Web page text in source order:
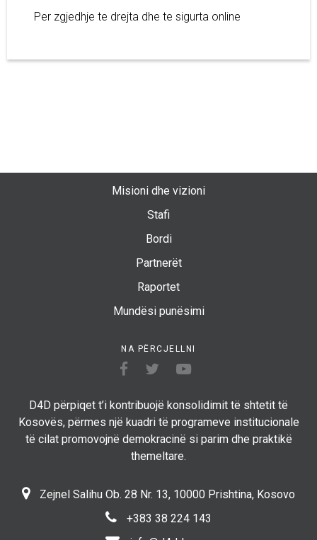
Per zgjedhje te drejta dhe te sigurta online
Misioni dhe vizioni
Stafi
Bordi
Partnerët
Raportet
Mundësi punësimi
NA PËRCJELLNI
D4D përpiqet t’i kontribuojë konsolidimit të shtetit të
Kosovës, përmes një kuadri të programeve institucionale
të cilat promovojnë demokracinë si parim dhe praktikë
themeltare.
Zejnel Salihu Ob. 28 Nr. 13, 10000 Prishtina, Kosovo
+383 38 224 143